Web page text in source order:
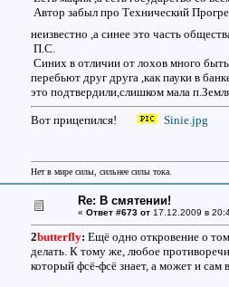
Автор забыл про Технический
неизвестно ,а синее это часть
П.С.
Синих в отличии от лохов много
перебьют друг друга ,как пауки в
это подтвердили,слишком мала
Вот прицепился! Sinie.jpg
Нет в мире силы, сильнее силы тока.
Re: В смятении!
« Ответ #673 от17.12.2009 в
2butterfly: Ещё одно откровение о
делать. К тому же, любое
который фсё-фсё знает, а может и